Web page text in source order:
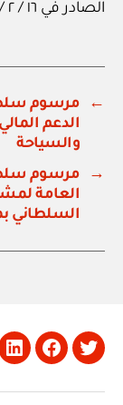
الصادر في ١٦ / ٢ / ١٩٩١م.
←
الدعم
والسياحة
→
العامة
Twitter